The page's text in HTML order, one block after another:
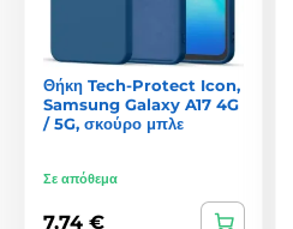
Θήκη Tech-Protect Icon,
Samsung Galaxy A17 4G
/ 5G, σκούρο μπλε
Σε απόθεμα
7,74 €